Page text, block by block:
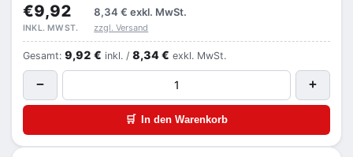
€9,92 8,34 € exkl. MwSt.
INKL. MWST. zzgl. Versand
Gesamt: 9,92 € inkl. / 8,34 € exkl. MwSt.
− +
🛒 In den Warenkorb